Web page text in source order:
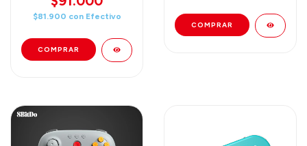
$81.900 con Efectivo